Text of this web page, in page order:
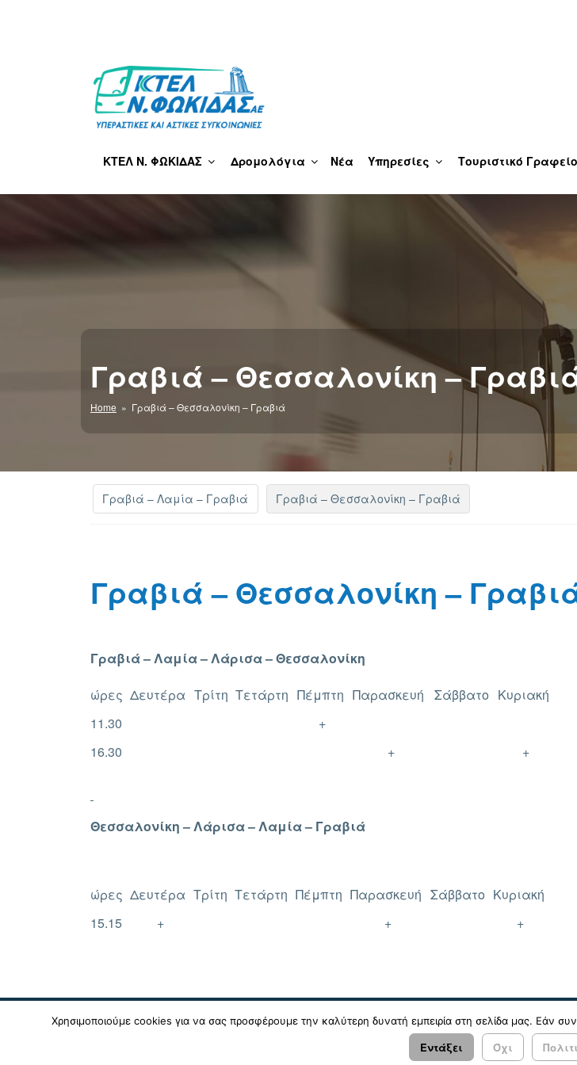
ΚΤΕΛ Ν. ΦΩΚΊΔΑΣ – ΔΕΛΦΟΊ
ΚΤΕΛ Ν. ΦΩΚΙΔΑΣ Δρομολόγια Νέα Υπηρεσίες Τουριστικό Γραφείο
Γραβιά – Θεσσαλονίκη –
Home » Γραβιά – Θεσσαλονίκη – Γραβιά
Γραβιά – Λαμία – Γραβιά Γραβιά – Θεσσαλονίκη – Γραβιά
Γραβιά – Θεσσαλονίκη –
Γραβιά – Λαμία – Λάρισα – Θεσσαλονίκη
ώρες Δευτέρα Τρίτη Τετάρτη Πέμπτη Παρασκευή Σάββατο Κυριακή
11.30
+
16.30
+ +
Θεσσαλονίκη – Λάρισα – Λαμία – Γραβιά
ώρες Δευτέρα Τρίτη Τετάρτη Πέμπτη Παρασκευή Σάββατο Κυριακή
15.15
+ + +
Χρησιμοποιούμε cookies για να σας προσφέρουμε την καλύτερη δυνατή εμπειρία στη σελίδα μας. Εάν
Εντάξει Όχι